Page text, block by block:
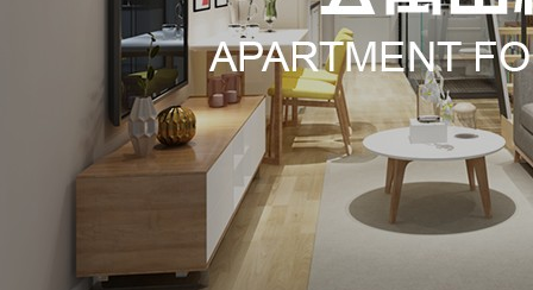
姓名
手机
公司